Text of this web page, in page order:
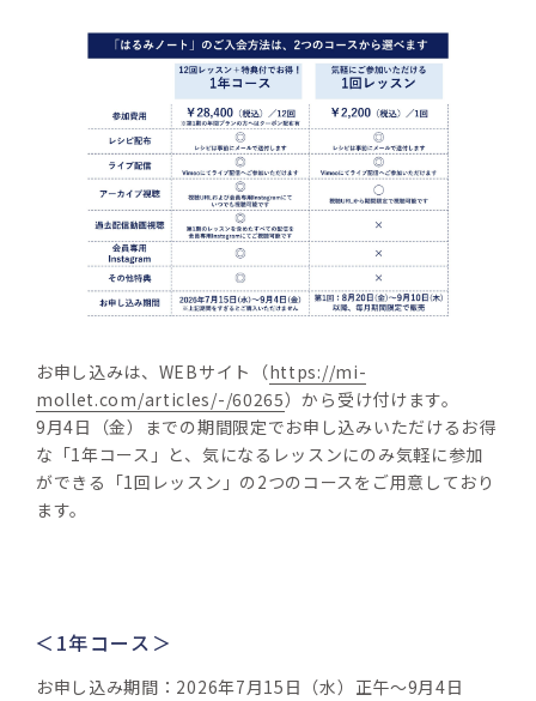
お申し込みは、WEBサイト（https://mi-
mollet.com/articles/-/60265）から受け付けます。
9月4日（金）までの期間限定でお申し込みいただけるお得
な「1年コース」と、気になるレッスンにのみ気軽に参加
ができる「1回レッスン」の2つのコースをご用意しており
ます。
＜1年コース＞
お申し込み期間：2026年7月15日（水）正午～9月4日